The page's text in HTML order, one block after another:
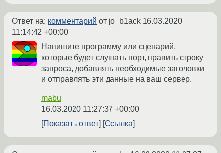
Ответ на: комментарий от jo_b1ack 16.03.2020
11:14:42 +00:00
Напишите программу или сценарий,
которые будет слушать порт, править строку
запроса, добавлять необходимые заголовки
и отправлять эти данные на ваш сервер.
mabu
16.03.2020 11:27:37 +00:00
Показать ответ
Ссылка